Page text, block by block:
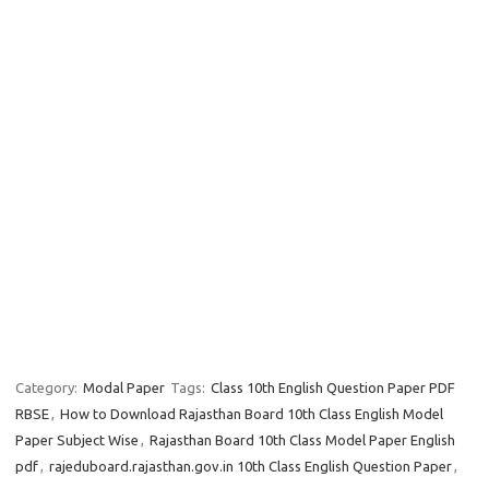
Category: Modal Paper Tags: Class 10th English Question Paper PDF
RBSE, How to Download Rajasthan Board 10th Class English Model
Paper Subject Wise , Rajasthan Board 10th Class Model Paper English
pdf, rajeduboard.rajasthan.gov.in 10th Class English Question Paper,